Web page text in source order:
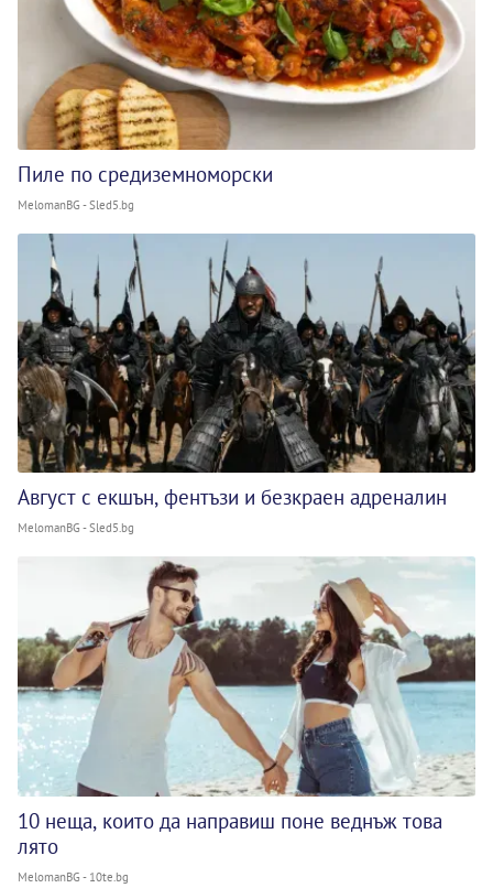
Пиле по средиземноморски
MelomanBG - Sled5.bg
Август с екшън, фентъзи и безкраен адреналин
MelomanBG - Sled5.bg
10 неща, които да направиш поне веднъж това
лято
MelomanBG - 10te.bg